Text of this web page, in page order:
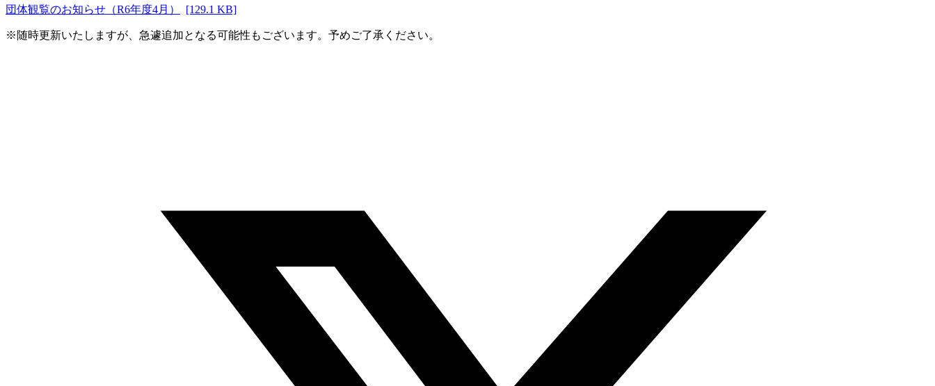
団体観覧のお知らせ（R6年度4月） [129.1 KB]
※随時更新いたしますが、急遽追加となる可能性もございます。予めご了承ください。